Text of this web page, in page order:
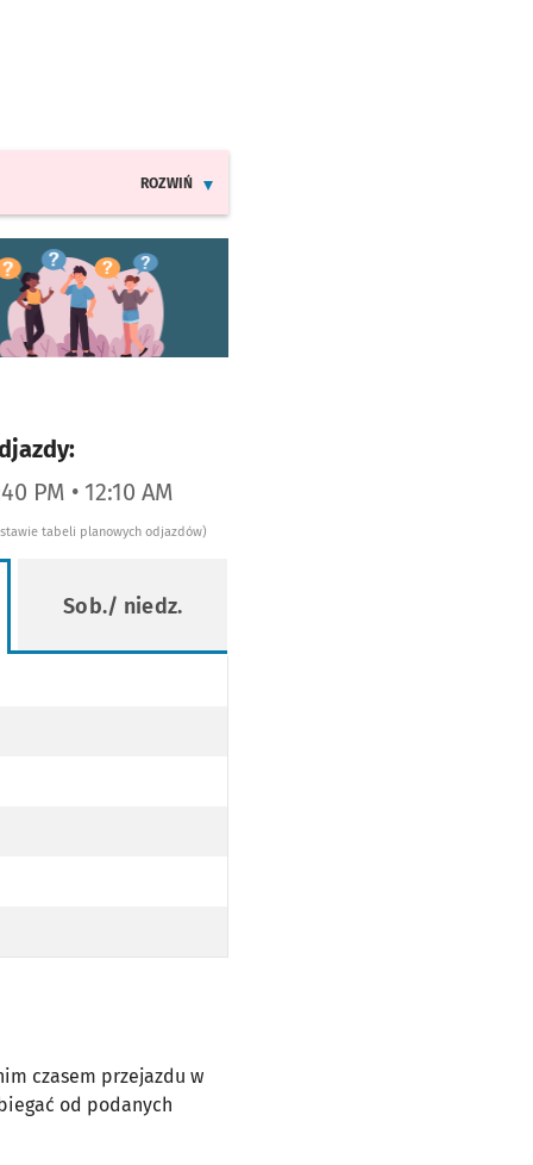
ROZWIŃ
się w nowej karcie
PM • 12:10 AM
tabeli planowych odjazdów)
Sob./ niedz.
czasem przejazdu w
od podanych